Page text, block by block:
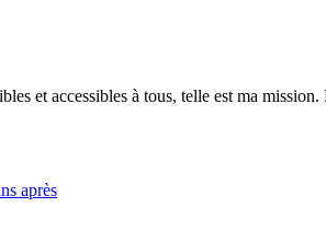
et accessibles à tous, telle est ma
après